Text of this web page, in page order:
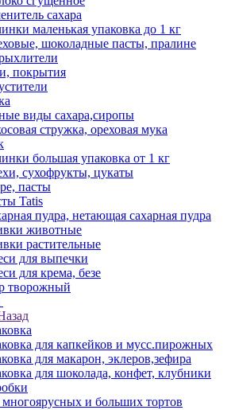
сахара
маленькая упаковка до 1 кг
шоколадные пасты, пралине
покрытия
виды сахара,сиропы
стружка, ореховая мука
большая упаковка от 1 кг
сухофрукты, цукаты
пасты
Tatis
пудра, нетающая сахарная пудра
животные
растительные
для выпечки
для крема, безе
творожный
для капкейков и мусс.пирожных
для макарон, эклеров,зефира
для шоколада, конфет, клубники
многоярусных и больших тортов